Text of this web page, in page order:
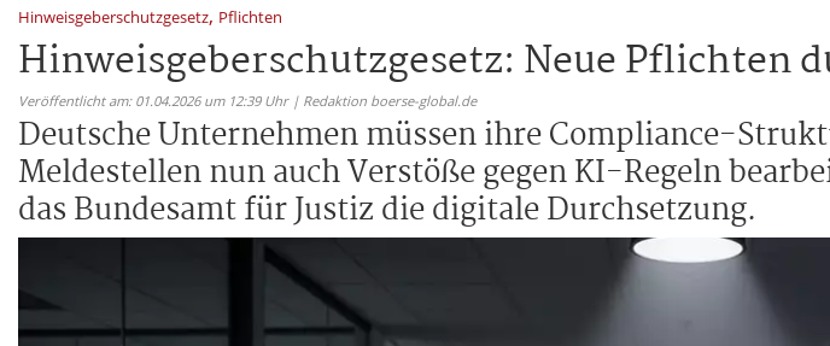
Hinweisgeberschutzgesetz, Pflichten
Hinweisgeberschutzgesetz: Neue Pflichten
Veröffentlicht am: 01.04.2026 um 12:39 Uhr | Redaktion boerse-global.de
Deutsche Unternehmen müssen ihre Compliance-
Meldestellen nun auch Verstöße gegen KI-Regeln
das Bundesamt für Justiz die digitale Durchsetzung.